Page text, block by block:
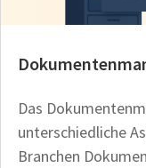
Das
unterschiedliche
Branchen